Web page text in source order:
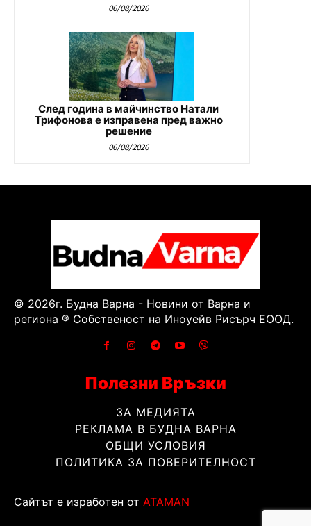
06/08/2026
След година в майчинство Натали
Трифонова е изправена пред важно
решение
06/08/2026
© 2026г. Будна Варна - Новини от Варна и
региона ® Собственост на Иноуейв Рисърч ЕООД.
Полезни Връзки
ЗА МЕДИЯТА
РЕКЛАМА В БУДНА ВАРНА
ОБЩИ УСЛОВИЯ
ПОЛИТИКА ЗА ПОВЕРИТЕЛНОСТ
Сайтът е изработен от ATAMAN